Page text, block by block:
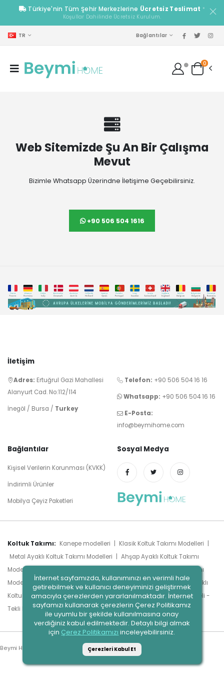
Türkiye'nin Tüm Şehir Merkezlerine Ücretsiz Teslimat *
Koşullar Dahilinde Ücretsiz Kurulum.
TR Bağlantılar
0
Web Sitemizde Şu An Bir Çalışma
Mevut
Bizimle Whatsapp Üzerindne İletişime Geçebilirsiniz.
+90 506 504 1616
İletişim
Adres: Ertuğrul Gazi Mahallesi
Alanyurt Cad. No:112/114
İnegöl / Bursa / Turkey
Telefon: +90 506 504 16 16
Whatsapp: +90 506 504 16 16
E-Posta:
info@beymihome.com
Bağlantılar
Kişisel Verilerin Korunması (KVKK)
İndirimli Ürünler
Mobilya Çeyiz Paketleri
Sosyal Medya
Koltuk Takımı: Kanepe modelleri Klasik Koltuk Takımı Modelleri
Metal Ayaklı Koltuk Takımı Modelleri
Ahşap Ayaklı Koltuk Takımı
Modelleri
Modern Koltuk Takımı
Modelleri
| Luxury Koltuk Takımı Modelleri | Köşe Takımları | Yataklı
Koltuk Takımı Modeli | Sandıklı Koltuk Takımı Modeli | Berjer Modeli -
Tekli Koltuk Modeli | Tümünü Gör
Beymi Home. © 2023
İnternet sayfamızda, kullanımınızı en verimli hale
getirebilmek ve kullanıcı deneyiminizi geliştirmek
amacıyla çerezlerden yararlanılmaktadır. İnternet
sayfamızı kullanarak çerezlerin Çerez Politikamız
ile uyumlu bir şekilde kullanılmasına onay
verdiğiniz kabul edilmektedir. Detaylı bilgi almak
için Çerez Politikamızı inceleyebilirsiniz.
Çerezleri Kabul Et